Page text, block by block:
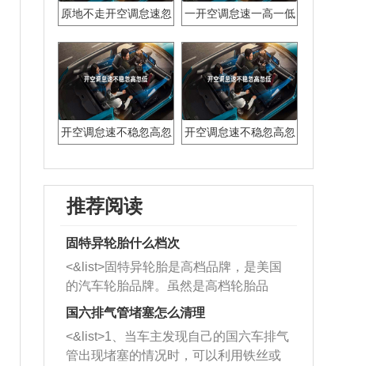
原地不走开空调怠速忽
一开空调怠速一高一低
开空调怠速不稳忽高忽
开空调怠速不稳忽高忽
推荐阅读
固特异轮胎什么档次
<&list>固特异轮胎是高档品牌，是美国
的汽车轮胎品牌。虽然是高档轮胎品
牌，但是中高低端的轮胎都有生产，这
也是为了更好的开拓市场。
国六排气管堵塞怎么清理
<&list>1、当车主发现自己的国六车排气
管出现堵塞的情况时，可以利用铁丝或